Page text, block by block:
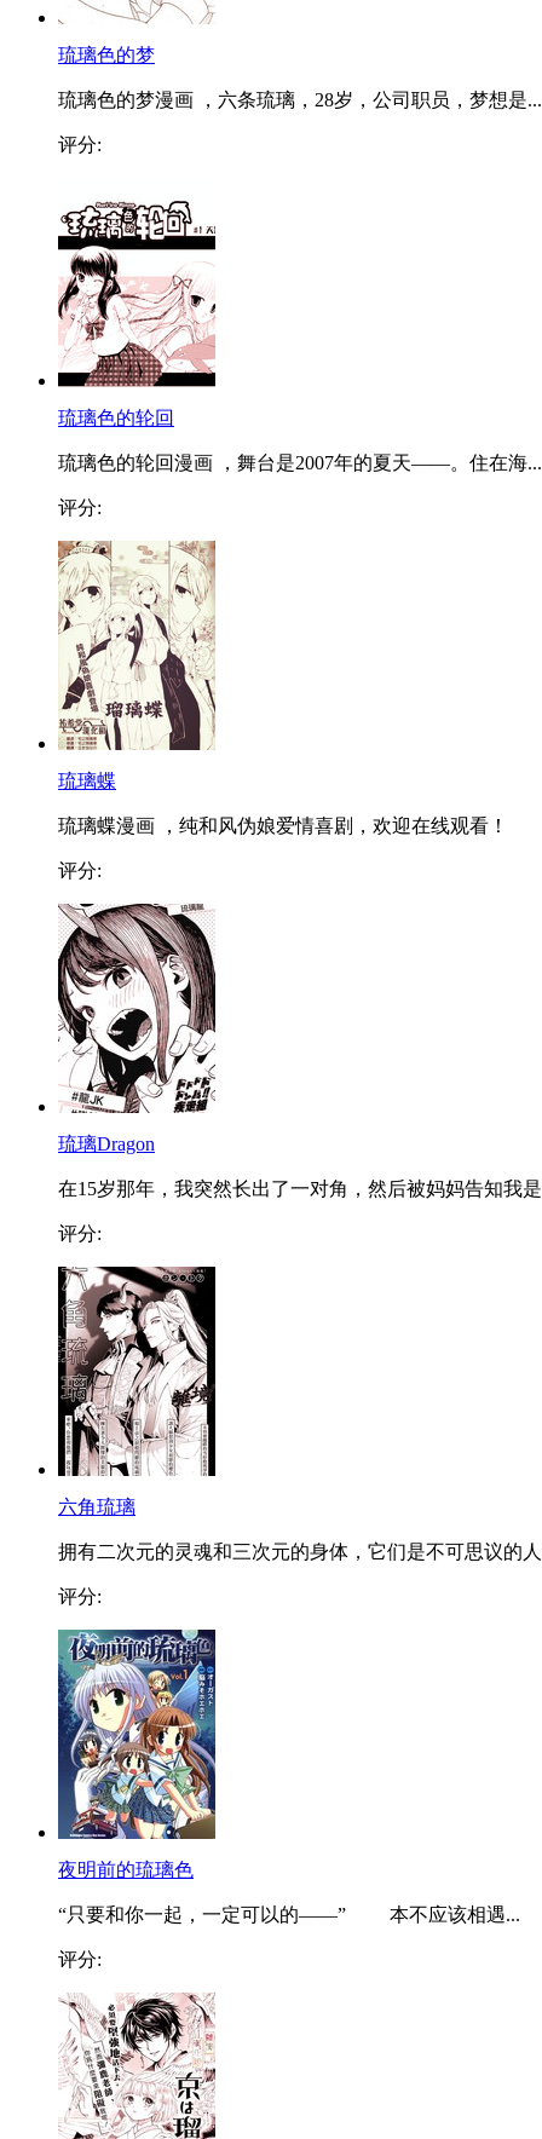
琉璃色的梦
琉璃色的梦漫画 ，六条琉璃，28岁，公司职员，梦想是...
评分:
琉璃色的轮回
琉璃色的轮回漫画 ，舞台是2007年的夏天——。住在海...
评分:
琉璃蝶
琉璃蝶漫画 ，纯和风伪娘爱情喜剧，欢迎在线观看！
评分:
琉璃Dragon
在15岁那年，我突然长出了一对角，然后被妈妈告知我
评分:
六角琉璃
拥有二次元的灵魂和三次元的身体，它们是不可思议的
评分:
夜明前的琉璃色
“只要和你一起，一定可以的——” 本不应该相遇...
评分: